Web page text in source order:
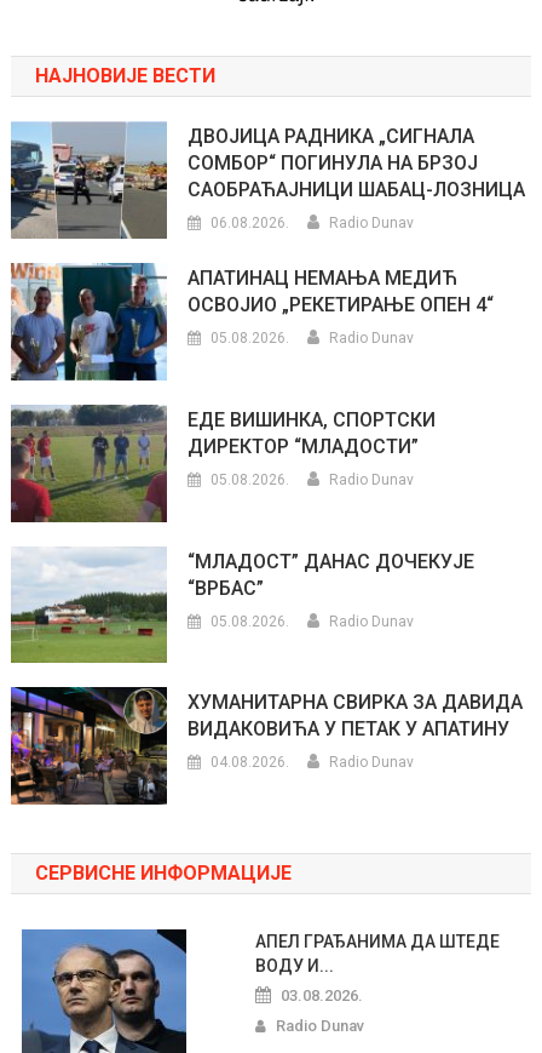
НАЈНОВИЈЕ ВЕСТИ
ДВОЈИЦА РАДНИКА „СИГНАЛА
СОМБОР“ ПОГИНУЛА НА БРЗОЈ
САОБРАЋАЈНИЦИ ШАБАЦ-ЛОЗНИЦА
06.08.2026. Radio Dunav
АПАТИНАЦ НЕМАЊА МЕДИЋ
ОСВОЈИО „РЕКЕТИРАЊЕ ОПЕН 4“
05.08.2026. Radio Dunav
ЕДЕ ВИШИНКА, СПОРТСКИ
ДИРЕКТОР “МЛАДОСТИ”
05.08.2026. Radio Dunav
“МЛАДОСТ” ДАНАС ДОЧЕКУЈЕ
“ВРБАС”
05.08.2026. Radio Dunav
ХУМАНИТАРНА СВИРКА ЗА ДАВИДА
ВИДАКОВИЋА У ПЕТАК У АПАТИНУ
04.08.2026. Radio Dunav
СЕРВИСНЕ ИНФОРМАЦИЈЕ
АПЕЛ ГРАЂАНИМА ДА ШТЕДЕ
ВОДУ И...
03.08.2026.
Radio Dunav